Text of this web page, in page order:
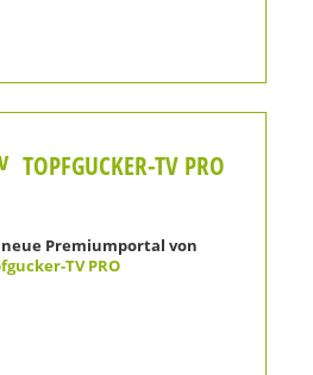
TOPFGUCKER-TV PRO
neue Premiumportal von
TV PRO